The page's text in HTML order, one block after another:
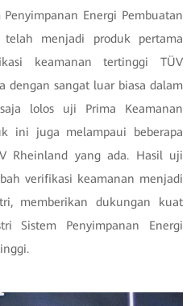
Energi Pembuatan
menjadi produk pertama
keamanan tertinggi TÜV
dengan sangat luar biasa dalam
lolos uji Prima Keamanan
ini juga melampaui beberapa
Rheinland yang ada. Hasil uji
verifikasi keamanan menjadi
memberikan dukungan kuat
Sistem Penyimpanan Energi